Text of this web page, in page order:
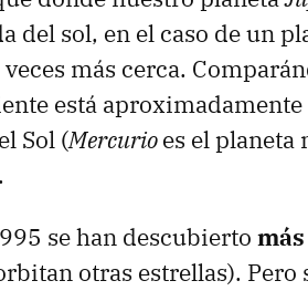
del sol, en el caso de un
más cerca.
está aproximadamente
Sol (Mercurioes el planeta
se han descubierto
otras estrellas).